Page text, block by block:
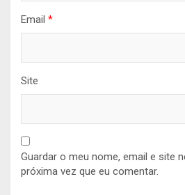
Email *
Site
Guardar o meu nome, email e site
próxima vez que eu comentar.